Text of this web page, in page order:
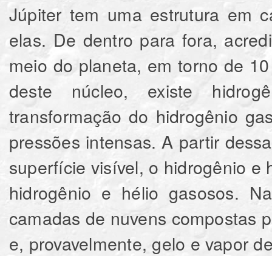
Júpiter tem uma estrutura em
elas. De dentro para fora,
meio do planeta, em torno de
deste núcleo, existe
transformação do hidrogênio
pressões intensas. A partir
superfície visível, o hidrogênio e
hidrogênio e hélio gasosos.
camadas de nuvens compostas
e, provavelmente, gelo e vapor